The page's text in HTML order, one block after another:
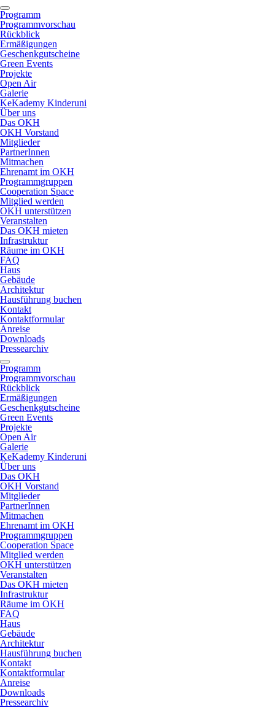
Programm
Programmvorschau
Rückblick
Ermäßigungen
Geschenkgutscheine
Green Events
Projekte
Open Air
Galerie
KeKademy Kinderuni
Über uns
Das OKH
OKH Vorstand
Mitglieder
PartnerInnen
Mitmachen
Ehrenamt im OKH
Programmgruppen
Cooperation Space
Mitglied werden
OKH unterstützen
Veranstalten
Das OKH mieten
Infrastruktur
Räume im OKH
FAQ
Haus
Gebäude
Architektur
Hausführung buchen
Kontakt
Kontaktformular
Anreise
Downloads
Pressearchiv
Programm
Programmvorschau
Rückblick
Ermäßigungen
Geschenkgutscheine
Green Events
Projekte
Open Air
Galerie
KeKademy Kinderuni
Über uns
Das OKH
OKH Vorstand
Mitglieder
PartnerInnen
Mitmachen
Ehrenamt im OKH
Programmgruppen
Cooperation Space
Mitglied werden
OKH unterstützen
Veranstalten
Das OKH mieten
Infrastruktur
Räume im OKH
FAQ
Haus
Gebäude
Architektur
Hausführung buchen
Kontakt
Kontaktformular
Anreise
Downloads
Pressearchiv